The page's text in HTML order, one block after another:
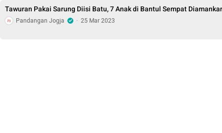
Tawuran Pakai Sarung Diisi Batu, 7 Anak di Bantul Sempat
Pandangan Jogja · 25 Mar 2023